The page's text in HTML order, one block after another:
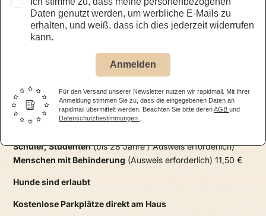
Eintrittspreis Museum
Kinder(6-15 Jahre) 8,50 €
Familienticket(2 Eltern oder Großeltern + eigene Kinder bis
15 Jahre) 31,00 €
Schüler, Studenten(bis 28 Jahre / Ausweis erforderlich)
Menschen mit Behinderung (Ausweis erforderlich) 11,50 €
Hunde sind erlaubt
Kostenlose Parkplätze direkt am Haus
Daten genutzt werden, um werbliche E-Mails zu
erhalten, und weiß, dass ich dies jederzeit widerrufen
kann.
Anmelden
Für den Versand unserer Newsletter nutzen wir rapidmail. Mit Ihrer
Anmeldung stimmen Sie zu, dass die eingegebenen Daten an
rapidmail übermittelt werden. Beachten Sie bitte derenAGB und
Datenschutzbestimmungen